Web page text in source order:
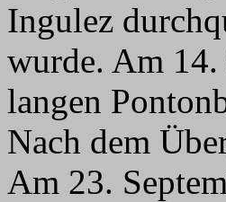
Ingulez
wurde. Am 14.
langen
Nach dem
Am 23.